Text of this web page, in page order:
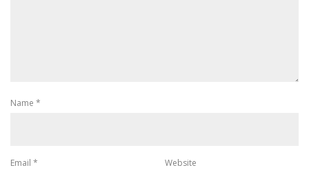
Name *
Email * Website